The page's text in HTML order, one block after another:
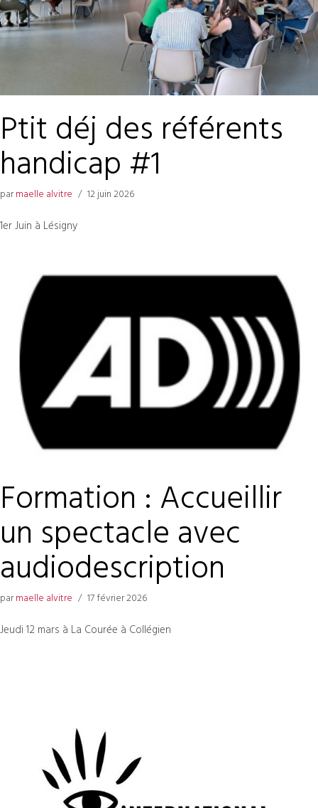
Ptit déj des référents
handicap #1
parmaelle alvitre 12 juin 2026
1er Juin à Lésigny
Formation : Accueillir
un spectacle avec
audiodescription
parmaelle alvitre 17 février 2026
Jeudi 12 mars à La Courée à Collégien